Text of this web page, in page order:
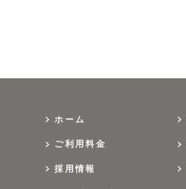
ホーム
ご利用料金
採用情報